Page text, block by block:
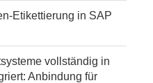
Etikettierung in SAP
vollständig in
Anbindung für